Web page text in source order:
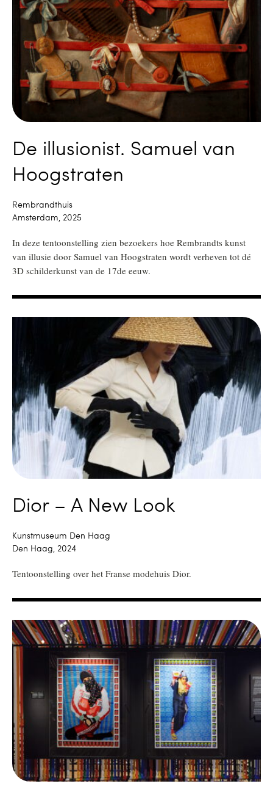
De illusionist. Samuel van
Hoogstraten
Rembrandthuis
Amsterdam, 2025
In deze tentoonstelling zien bezoekers hoe Rembrandts kunst
van illusie door Samuel van Hoogstraten wordt verheven tot dé
3D schilderkunst van de 17de eeuw.
Dior – A New Look
Kunstmuseum Den Haag
Den Haag, 2024
Tentoonstelling over het Franse modehuis Dior.